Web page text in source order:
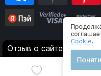
® 2006-2026 SanBest. Все
Отзыв о сайте
Cookie.